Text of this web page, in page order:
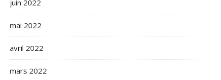
juin 2022
mai 2022
avril 2022
mars 2022